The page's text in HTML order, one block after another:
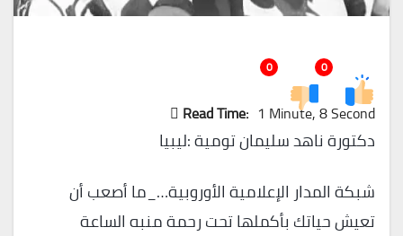
0
0
Read Time: 1 Minute, 8 Second
دكتورة ناهد سليمان تومية :ليبيا
شبكة المدار الإعلامية الأوروبية…_ما أصعب أن
تعيش حياتك بأكملها تحت رحمة منبه الساعة